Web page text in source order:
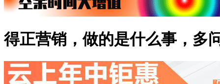
得正营销，做的是什么事，多